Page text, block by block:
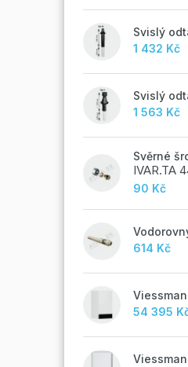
1 432 Kč
1 563 Kč
IVAR.TA
90 Kč
614 Kč
54 395